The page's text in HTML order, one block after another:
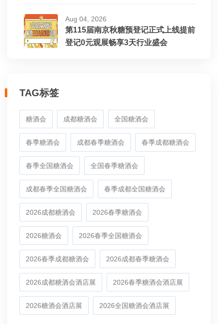
Aug 04, 2026
第115届南京秋糖预登记正式上线提前
登记0元观展畅享3天行业盛会
TAG标签
糖酒会 成都糖酒会 全国糖酒会
春季糖酒会 成都春季糖酒会 春季成都糖酒会
春季全国糖酒会 全国春季糖酒会
成都春季全国糖酒会 春季成都全国糖酒会
2026成都糖酒会 2026春季糖酒会
2026糖酒会 2026春季全国糖酒会
2026春季成都糖酒会 2026成都春季糖酒会
2026成都糖酒会酒店展 2026春季糖酒会酒店展
2026糖酒会酒店展 2026全国糖酒会酒店展